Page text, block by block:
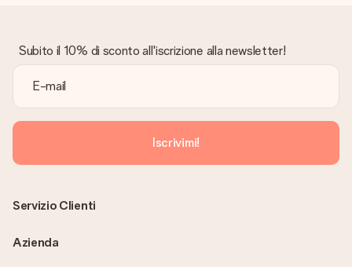
Subito il 10% di sconto all'iscrizione alla newsletter!
Iscrivimi!
Servizio Clienti
Azienda